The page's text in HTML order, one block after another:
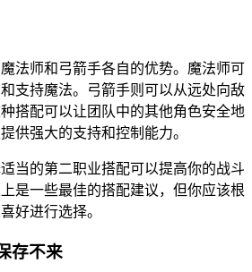
法师和弓箭手各自的优势。魔法师可
支持魔法。弓箭手则可以从远处向敌
搭配可以让团队中的其他角色安全地
供强大的支持和控制能力。
当的第二职业搭配可以提高你的战斗
是一些最佳的搭配建议，但你应该根
好进行选择。
存不来